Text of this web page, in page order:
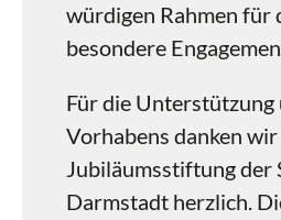
würdigen Rahmen für
besondere
Für die Unterstützung
Vorhabens danken
Jubiläumsstiftung der
Darmstadt herzlich.